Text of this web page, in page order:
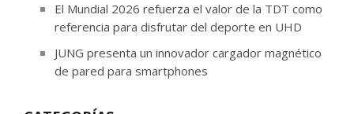
El Mundial 2026 refuerza el valor de la TDT como
referencia para disfrutar del deporte en UHD
JUNG presenta un innovador cargador magnético
de pared para smartphones